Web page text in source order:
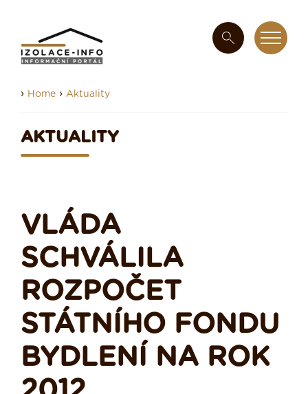
› Home › Aktuality
AKTUALITY
VLÁDA
SCHVÁLILA
ROZPOČET
STÁTNÍHO FONDU
BYDLENÍ NA ROK